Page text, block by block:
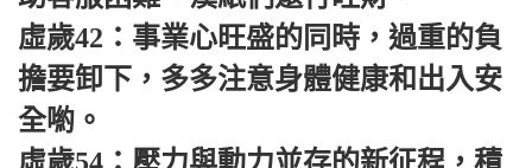
虛歲42：事業心旺盛的同時，過重的負
擔要卸下，多多注意身體健康和出入安
全喲。